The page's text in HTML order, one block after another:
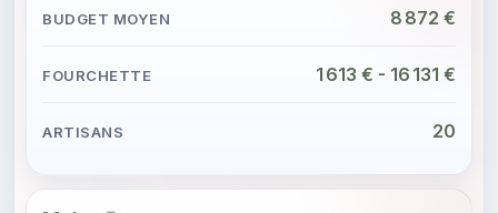
8 872 €
1 613 € - 16 131 €
20